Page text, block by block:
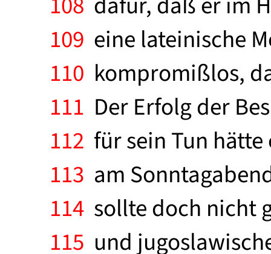
109 eine lateinische
110 kompromißlos,
111 Der Erfolg der
112 für sein Tun
113 am
114 sollte doch nicht
115 und